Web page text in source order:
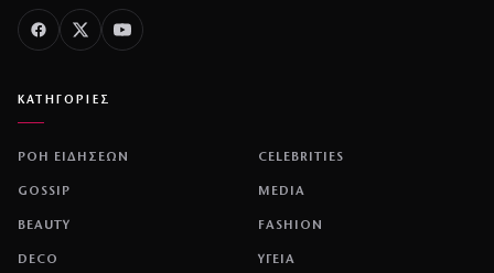
ΚΑΤΗΓΟΡΙΕΣ
ΡΟΗ ΕΙΔΗΣΕΩΝ CELEBRITIES
GOSSIP MEDIA
BEAUTY FASHION
DECO ΥΓΕΙΑ